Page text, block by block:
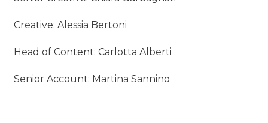
Creative: Alessia Bertoni
Head of Content: Carlotta Alberti
Senior Account: Martina Sannino